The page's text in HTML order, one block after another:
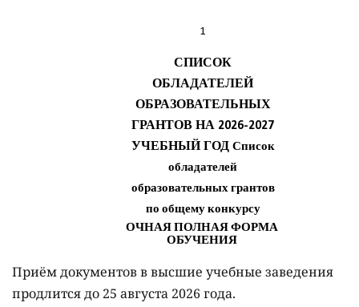
Приём документов в высшие учебные заведения
продлится до 25 августа 2026 года.